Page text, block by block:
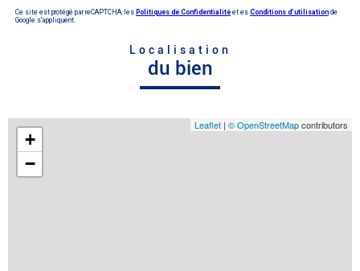
Ce site est protégé par reCAPTCHA, les Politiques de Confidentialité et es Conditions d'utilisation de
Google s'appliquent.
Localisation
du bien
+
−
Leaflet | © OpenStreetMapcontributors